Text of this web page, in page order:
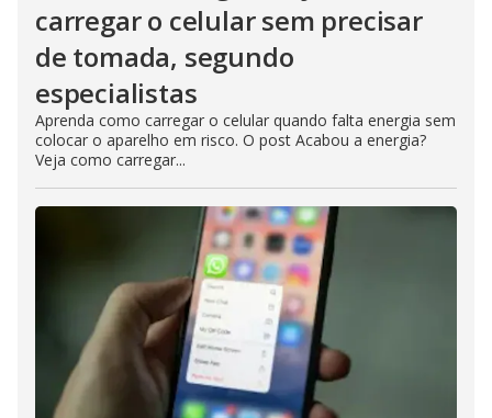
carregar o celular sem precisar
de tomada, segundo
especialistas
Aprenda como carregar o celular quando falta energia sem
colocar o aparelho em risco. O post Acabou a energia?
Veja como carregar...